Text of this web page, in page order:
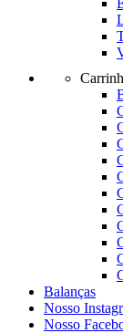
Balanças
Nosso
Nosso